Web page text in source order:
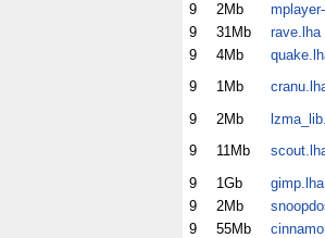
9
2Mb
9
31Mb
rave.lha
9
4Mb
9
1Mb
9
2Mb
9
11Mb
9
1Gb
gimp.lha
9
2Mb
9
55Mb